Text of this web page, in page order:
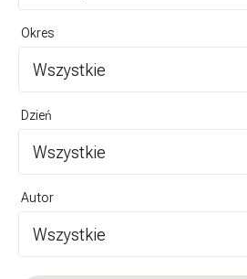
Okres
Wszystkie
Dzień
Wszystkie
Autor
Wszystkie